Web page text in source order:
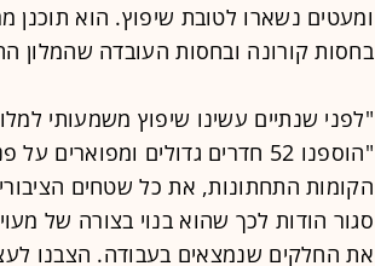
ומעטים נשארו לטובת שיפוץ. הוא
בחסות קורונה ובחסות העובדה שהמלון
"לפני שנתיים עשינו שיפוץ משמעותי
"הוספנו 52 חדרים גדולים
הקומות התחתונות, את כל שטחים
סגור הודות לכך שהוא בנוי בצורה של